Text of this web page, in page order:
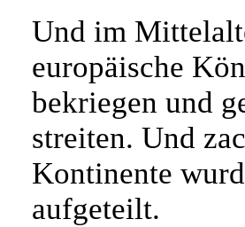
Und im
europäische
bekriegen und
streiten. Und
Kontinente
aufgeteilt.